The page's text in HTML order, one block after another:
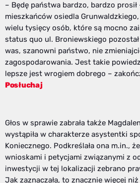
– Będę państwa bardzo, bardzo
mieszkańców osiedla
wielu tysięcy osób, które są mocno
status quo ul. Broniewskiego
was, szanowni państwo, nie
zagospodarowania. Jest takie
lepsze jest wrogiem dobrego –
Posłuchaj
Głos w sprawie zabrała także
wystąpiła w charakterze asystentki
Koniecznego. Podkreślała ona m.in.,
wnioskami i petycjami związanymi z
inwestycji w tej lokalizacji zebrano
Jak zaznaczała, to znacznie więcej